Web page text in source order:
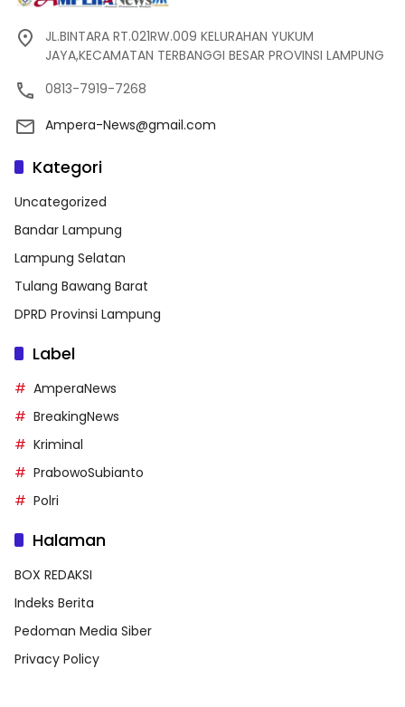
JL.BINTARA RT.021RW.009 KELURAHAN YUKUM
JAYA,KECAMATAN TERBANGGI BESAR PROVINSI LAMPUNG
0813-7919-7268
Ampera-News@gmail.com
Kategori
Uncategorized
Bandar Lampung
Lampung Selatan
Tulang Bawang Barat
DPRD Provinsi Lampung
Label
AmperaNews
BreakingNews
Kriminal
PrabowoSubianto
Polri
Halaman
BOX REDAKSI
Indeks Berita
Pedoman Media Siber
Privacy Policy